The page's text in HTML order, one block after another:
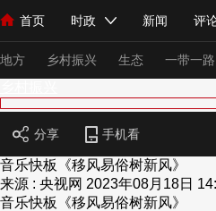
首页 时政 新闻 评
人民领袖习近平 联播+ 中国领导
直播 栏目大全 节目单
海外频道 iPanda English
地方 乡村振兴 生态 一带一路
总台春晚 网络春晚
新闻 国内 国际
分享 手机看
音乐快板《移风易俗树新风》
来源 : 央视网 2023年08月18日
音乐快板《移风易俗树新风》